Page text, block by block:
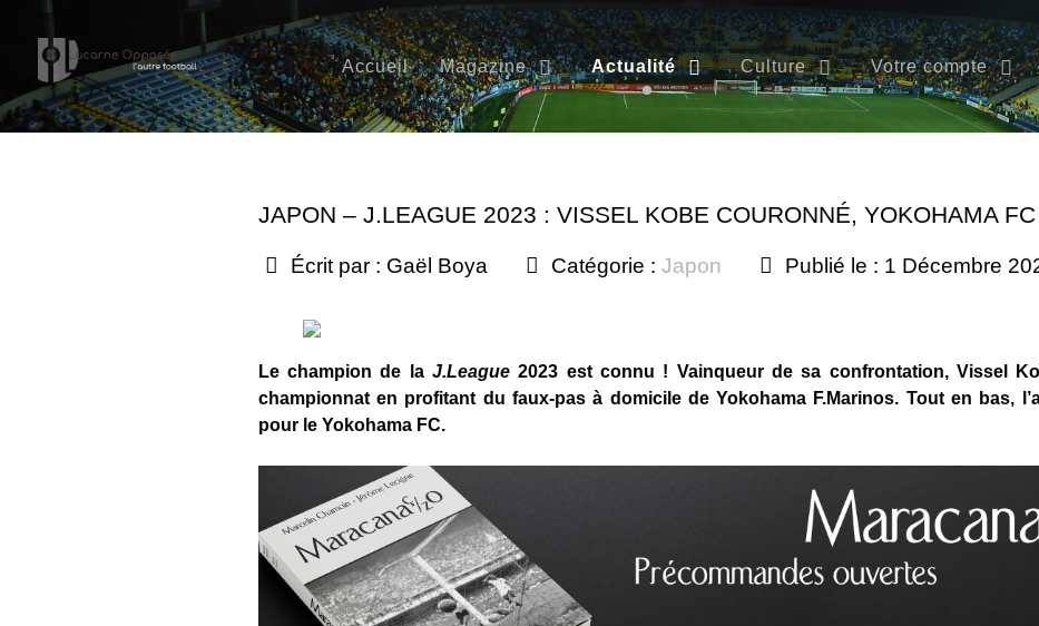
Accueil Magazine Actualité Culture Votre compte
JAPON – J.LEAGUE 2023 : VISSEL KOBE COURONNÉ, YOKOHAMA
Écrit par : Gaël Boya Catégorie : Japon Publié le : 1 Décembre
Le champion de laJ.League2023 est connu ! Vainqueur de sa confrontation, Vissel
championnat en profitant du faux-pas à domicile de Yokohama F.Marinos. Tout en bas,
pour le Yokohama FC.